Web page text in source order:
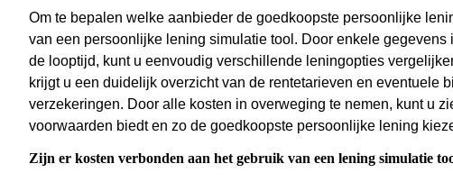
Om te bepalen welke aanbieder de goedkoopste persoonlijke
van een persoonlijke lening simulatie tool. Door enkele
de looptijd, kunt u eenvoudig verschillende leningopties
krijgt u een duidelijk overzicht van de rentetarieven en eventuele
verzekeringen. Door alle kosten in overweging te nemen, kunt u
voorwaarden biedt en zo de goedkoopste persoonlijke lening
Zijn er kosten verbonden aan het gebruik van een lening simulatie